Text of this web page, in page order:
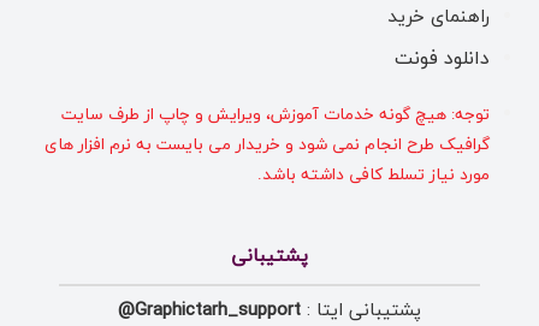
راهنمای خرید
دانلود فونت
توجه: هیچ گونه خدمات آموزش، ویرایش و چاپ از طرف سایت
گرافیک طرح انجام نمی شود و خریدار می بایست به نرم افزار های
مورد نیاز تسلط کافی داشته باشد.
پشتیبانی
پشتیبانی ایتا : Graphictarh_support@